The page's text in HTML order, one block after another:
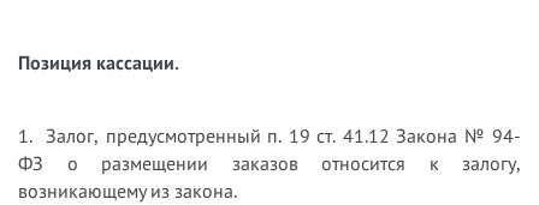
Позиция кассации.
1. Залог, предусмотренный п. 19 ст. 41.12 Закона № 94-
ФЗ о размещении заказов относится к залогу,
возникающему из закона.